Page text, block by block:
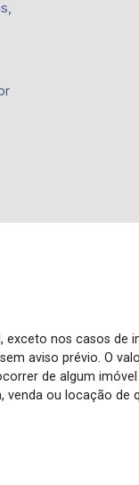
nos casos de
aviso prévio. O
de algum
venda ou locação de